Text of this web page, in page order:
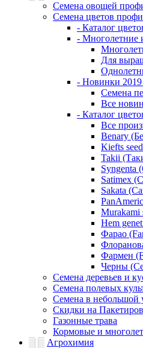
Семена овощей
Семена цветов профи
- Каталог
- Многолетние
Для
- Новинки 2019
Семена
Все
- Каталог
Все
Benary
Kiefts
Takii
Syngenta
Satimex
Sakata
Murakami
Hem
Фарао
Фармен
Черны
Семена деревьев и
Семена полевых
Семена в небольшой
Скидки на
Газонные трава
Кормовые и
Агрохимия